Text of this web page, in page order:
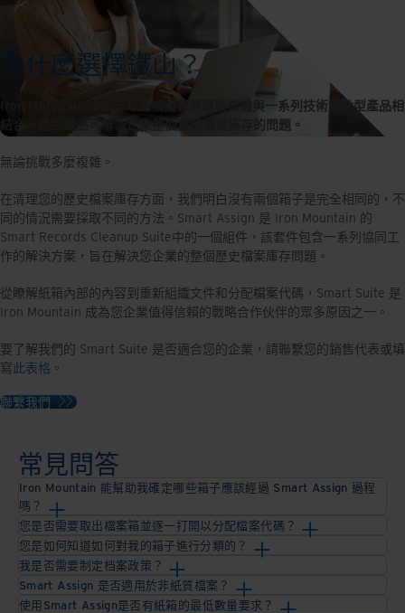
為什麼選擇鐵山？
Iron Mountain 將數十年的檔案管理專業知識與一系列技術驅動型產品相
結合，這些產品可解決企業整個實體檔案庫存的問題。
無論挑戰多麼複雜。
在清理您的歷史檔案庫存方面，我們明白沒有兩個箱子是完全相同的，不
同的情況需要採取不同的方法。Smart Assign 是 Iron Mountain 的
Smart Records Cleanup Suite中的一個組件，該套件包含一系列協同工
作的解決方案，旨在解決您企業的整個歷史檔案庫存問題。
從瞭解紙箱內部的內容到重新組織文件和分配檔案代碼，Smart Suite 是
Iron Mountain 成為您企業值得信賴的戰略合作伙伴的眾多原因之一。
要了解我們的 Smart Suite 是否適合您的企業，請聯繫您的銷售代表或填
寫此表格 。
聯繫我們
常見問答
Iron Mountain 能幫助我確定哪些箱子應該經過 Smart Assign 過程
嗎？
您是否需要取出檔案箱並逐一打開以分配檔案代碼？
您是如何知道如何對我的箱子進行分類的？
我是否需要制定档案政策？
Smart Assign 是否適用於非紙質檔案？
使用Smart Assign是否有紙箱的最低數量要求？